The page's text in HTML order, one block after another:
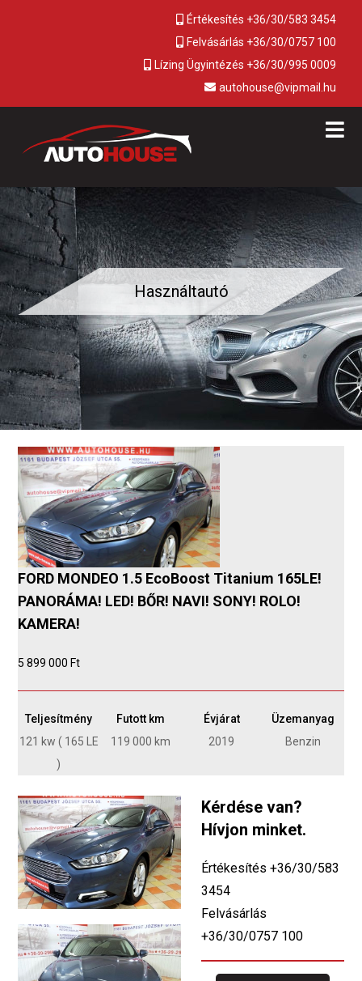
Értékesítés +36/30/583 3454
Felvásárlás +36/30/0757 100
Lízing Ügyintézés +36/30/995 0009
autohouse@vipmail.hu
Használtautó
FORD MONDEO 1.5 EcoBoost Titanium 165LE!
PANORÁMA! LED! BŐR! NAVI! SONY! ROLO!
KAMERA!
5 899 000 Ft
Teljesítmény
121 kw ( 165 LE
)
Futott km
119 000 km
Évjárat
2019
Üzemanyag
Benzin
Kérdése van?
Hívjon minket.
Értékesítés +36/30/583
3454
Felvásárlás
+36/30/0757 100